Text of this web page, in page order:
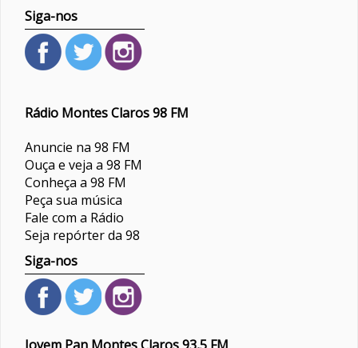
Siga-nos
Rádio Montes Claros 98 FM
Anuncie na 98 FM
Ouça e veja a 98 FM
Conheça a 98 FM
Peça sua música
Fale com a Rádio
Seja repórter da 98
Siga-nos